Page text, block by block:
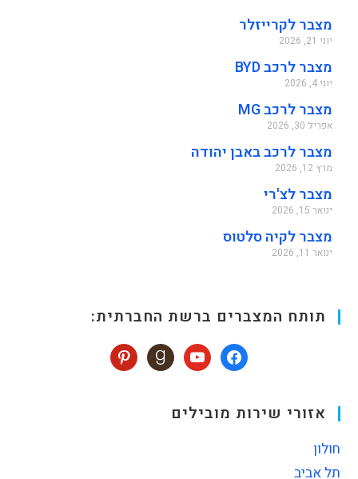
מצבר לקרייזלר
יוני 21, 2026
מצבר לרכב BYD
יוני 4, 2026
מצבר לרכב MG
אפריל 30, 2026
מצבר לרכב באבן יהודה
מרץ 12, 2026
מצבר לצ'רי
ינואר 15, 2026
מצבר לקיה סלטוס
ינואר 11, 2026
תותח המצברים ברשת החברתית:
אזורי שירות מובילים
חולון
תל אביב